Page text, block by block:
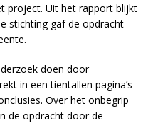
project. Uit het rapport blijkt
stichting gaf de opdracht
doen door
in een tientallen pagina’s
Over het onbegrip
de opdracht door de